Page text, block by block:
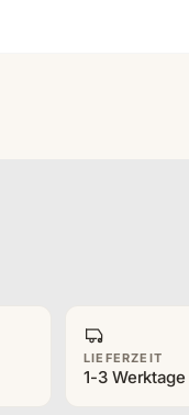
LIEFERZEIT
1-3 Werktage